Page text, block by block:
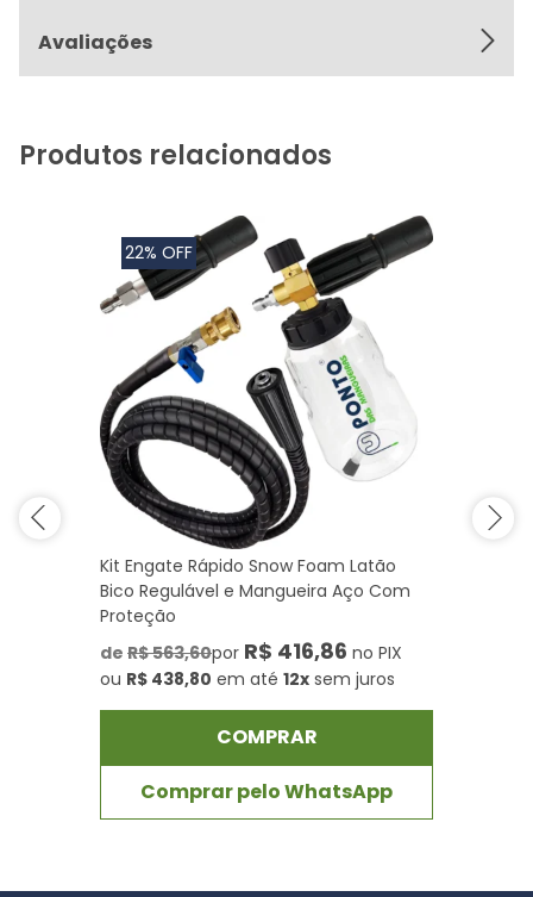
Avaliações
Produtos relacionados
22% OFF
Kit Engate Rápido Snow Foam Latão
Bico Regulável e Mangueira Aço Com
Proteção
de R$ 563,60por R$ 416,86 no PIX
ou R$ 438,80 em até 12x sem juros
COMPRAR
Comprar pelo WhatsApp